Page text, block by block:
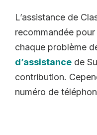
L’assistance de
recommandée
chaque problème
d’assistance de
contribution.
numéro de